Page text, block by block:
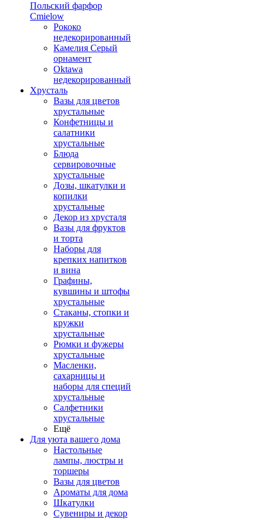
Польский фарфор
Сmielow
Рококо
недекорированный
Камелия Серый
орнамент
Oktawa
недекорированный
Хрусталь
Вазы для цветов
хрустальные
Конфетницы и
салатники
хрустальные
Блюда
сервировочные
хрустальные
Дозы, шкатулки и
копилки
хрустальные
Декор из хрусталя
Вазы для фруктов
и торта
Наборы для
крепких напитков
и вина
Графины,
кувшины и штофы
хрустальные
Стаканы, стопки и
кружки
хрустальные
Рюмки и фужеры
хрустальные
Масленки,
сахарницы и
наборы для специй
хрустальные
Салфетники
хрустальные
Ещё
Для уюта вашего дома
Настольные
лампы, люстры и
торшеры
Вазы для цветов
Ароматы для дома
Шкатулки
Сувениры и декор